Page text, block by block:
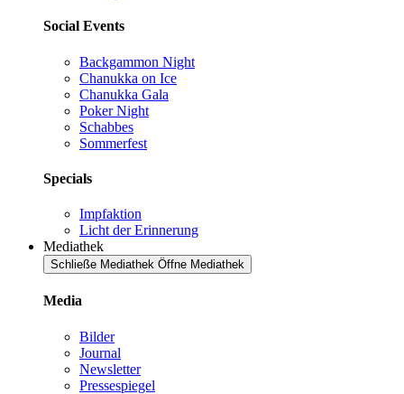
Social Events
Backgammon Night
Chanukka on Ice
Chanukka Gala
Poker Night
Schabbes
Sommerfest
Specials
Impfaktion
Licht der Erinnerung
Mediathek
Schließe Mediathek Öffne Mediathek
Media
Bilder
Journal
Newsletter
Pressespiegel